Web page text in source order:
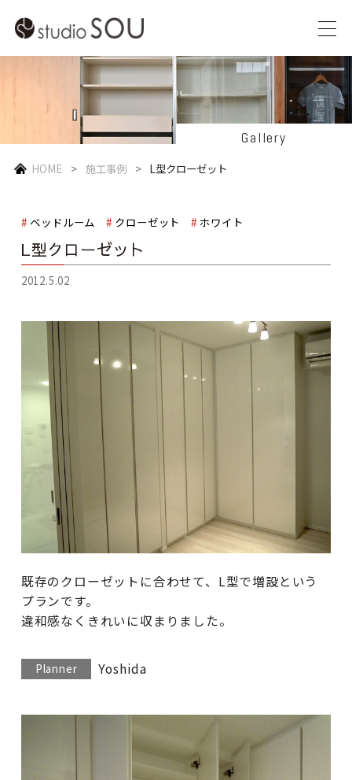
Gallery
HOME 施工事例 L型クローゼット
ベッドルーム クローゼット ホワイト
L型クローゼット
2012.5.02
既存のクローゼットに合わせて、L型で増設という
プランです。
違和感なくきれいに収まりました。
Planner Yoshida